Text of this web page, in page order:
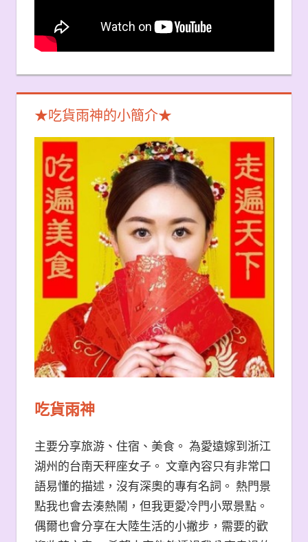
★吃貨雨神的小簡介★
吃貨雨神
主要分享旅游、住宿、美食。 為愛遠嫁到浙江
湖州的台南天秤座女子。 文章內容只有非常口
語易懂的描述，沒有深奧的專有名詞。 熱門景
點我也會去湊熱鬧，但我更愛冷門小眾景點。
偶爾也會分享在大陸生活的小撇步，需要的歡